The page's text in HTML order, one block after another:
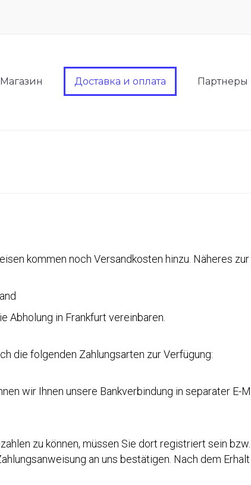
Магазин Доставка и оплата Партнеры
kommen noch Versandkosten hinzu. Näheres
Abholung in Frankfurt vereinbaren.
die folgenden Zahlungsarten zur Verfügung:
wir Ihnen unsere Bankverbindung in separater E-
zu können, müssen Sie dort registriert sein
an uns bestätigen. Nach dem